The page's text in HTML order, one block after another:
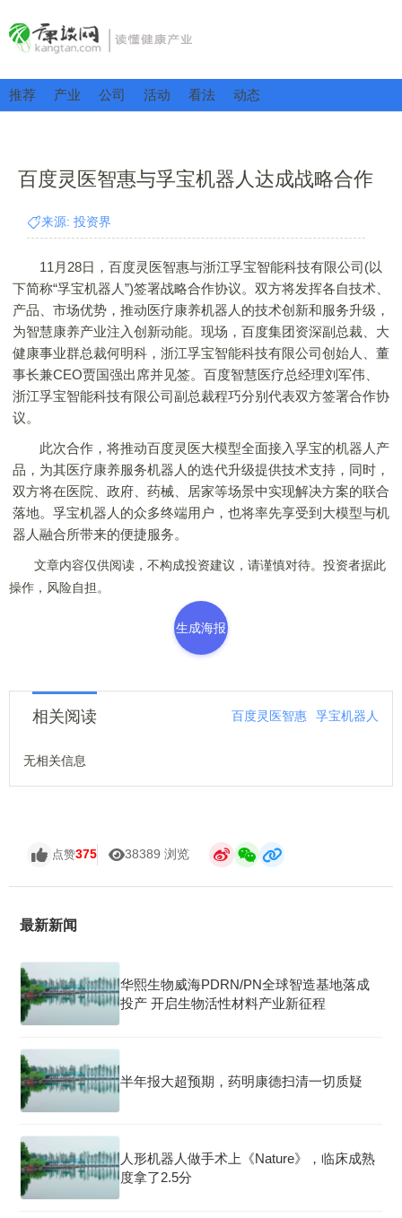
推荐 产业 公司 活动 看法 动态
百度灵医智惠与孚宝机器人达成战略合作
来源: 投资界
11月28日，百度灵医智惠与浙江孚宝智能科技有限公司(以
下简称“孚宝机器人”)签署战略合作协议。双方将发挥各自技术、
产品、市场优势，推动医疗康养机器人的技术创新和服务升级，
为智慧康养产业注入创新动能。现场，百度集团资深副总裁、大
健康事业群总裁何明科，浙江孚宝智能科技有限公司创始人、董
事长兼CEO贾国强出席并见签。百度智慧医疗总经理刘军伟、
浙江孚宝智能科技有限公司副总裁程巧分别代表双方签署合作协
议。
此次合作，将推动百度灵医大模型全面接入孚宝的机器人产
品，为其医疗康养服务机器人的迭代升级提供技术支持，同时，
双方将在医院、政府、药械、居家等场景中实现解决方案的联合
落地。孚宝机器人的众多终端用户，也将率先享受到大模型与机
器人融合所带来的便捷服务。
文章内容仅供阅读，不构成投资建议，请谨慎对待。投资者据此
操作，风险自担。
生成海报
相关阅读 百度灵医智惠 孚宝机器人
无相关信息
点赞375 38389 浏览
最新新闻
华熙生物威海PDRN/PN全球智造基地落成
投产 开启生物活性材料产业新征程
半年报大超预期，药明康德扫清一切质疑
人形机器人做手术上《Nature》，临床成熟
度拿了2.5分